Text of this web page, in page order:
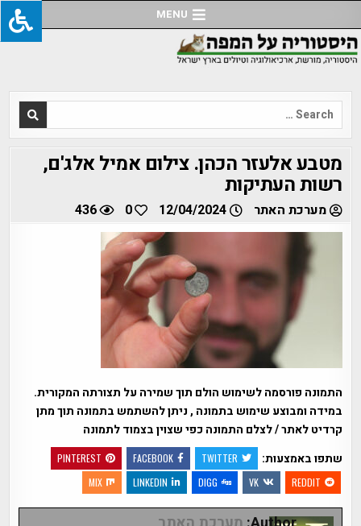
to
content
MENU
Search
for:
מטבע אלעזר הכהן. צילום אמיל אלג'ם,
רשות העתיקות
מערכת האתר 12/04/2024
0
436
התמונה פורסמה לשימוש הולם תוך שמירה על תצורתה המקורית.
במידה ומבוצע שימוש בתמונה , ניתן להשתמש בתמונה תוך מתן
קרדיט לאתר / לצלם התמונה כפי שצוין בצמוד לתמונה
שתפו באמצעות:
TWITTER
FACEBOOK
PINTEREST
REDDIT
VK
DIGG
LINKEDIN
MIX